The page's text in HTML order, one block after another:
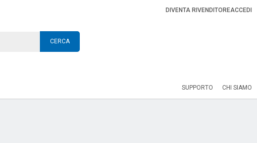
DIVENTA RIVENDITOREACCEDI
CERCA
SUPPORTO CHI SIAMO